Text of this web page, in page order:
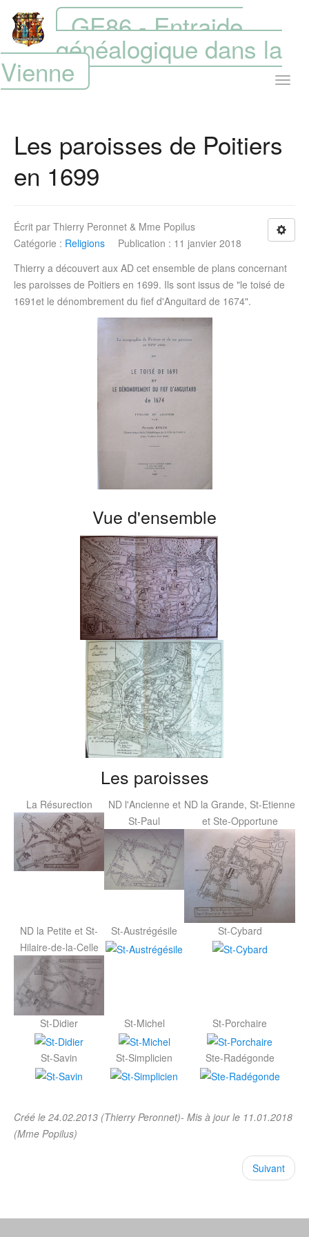
GE86 - Entraide
généalogique dans la
Vienne
Les paroisses de Poitiers
en 1699
Écrit par Thierry Peronnet & Mme Popilus
Catégorie : Religions
Publication : 11 janvier 2018
Thierry a découvert aux AD cet ensemble de plans concernant
les paroisses de Poitiers en 1699. Ils sont issus de "le toisé de
1691et le dénombrement du fief d'Anguitard de 1674".
Vue d'ensemble
Les paroisses
La Résurection
ND l'Ancienne et
St-Paul
ND la Grande, St-Etienne
et Ste-Opportune
ND la Petite et St-
Hilaire-de-la-Celle
St-Austrégésile St-Cybard
St-Didier St-Michel St-Porchaire
St-Savin St-Simplicien Ste-Radégonde
Créé le 24.02.2013 (Thierry Peronnet)- Mis à jour le 11.01.2018
(Mme Popilus)
Suivant